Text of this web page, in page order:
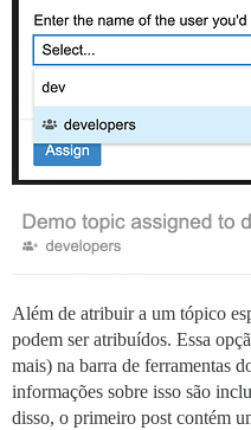
Além de atribuir a um tópico
podem ser atribuídos. Essa
mais) na barra de ferramentas
informações sobre isso são
disso, o primeiro post contém